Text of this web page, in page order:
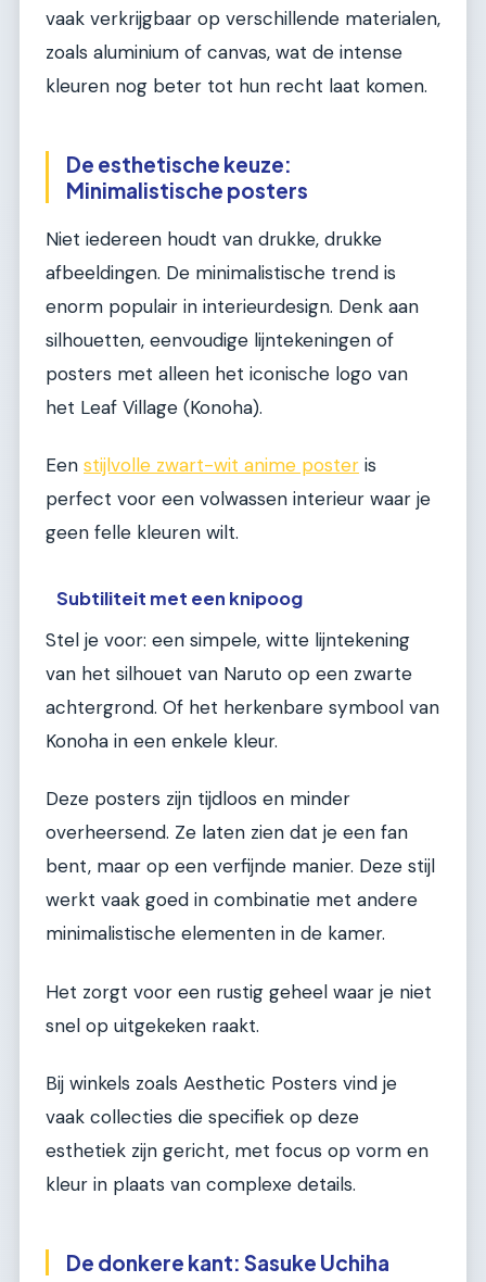
vaak verkrijgbaar op verschillende materialen,
zoals aluminium of canvas, wat de intense
kleuren nog beter tot hun recht laat komen.
De esthetische keuze:
Minimalistische posters
Niet iedereen houdt van drukke, drukke
afbeeldingen. De minimalistische trend is
enorm populair in interieurdesign. Denk aan
silhouetten, eenvoudige lijntekeningen of
posters met alleen het iconische logo van
het Leaf Village (Konoha).
Een stijlvolle zwart-wit anime poster is
perfect voor een volwassen interieur waar je
geen felle kleuren wilt.
Subtiliteit met een knipoog
Stel je voor: een simpele, witte lijntekening
van het silhouet van Naruto op een zwarte
achtergrond. Of het herkenbare symbool van
Konoha in een enkele kleur.
Deze posters zijn tijdloos en minder
overheersend. Ze laten zien dat je een fan
bent, maar op een verfijnde manier. Deze stijl
werkt vaak goed in combinatie met andere
minimalistische elementen in de kamer.
Het zorgt voor een rustig geheel waar je niet
snel op uitgekeken raakt.
Bij winkels zoals Aesthetic Posters vind je
vaak collecties die specifiek op deze
esthetiek zijn gericht, met focus op vorm en
kleur in plaats van complexe details.
De donkere kant: Sasuke Uchiha